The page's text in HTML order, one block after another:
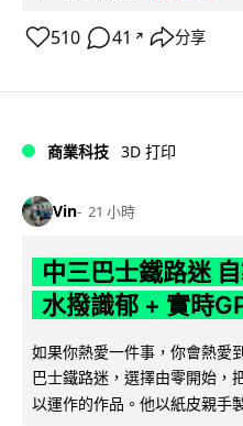
510 41 ↗ 分享
商業科技 3D 打印
Vin 21 小時
中三巴士鐵路迷
水撥識郁 + 實時
如果你熱愛一件事，你會熱愛
巴士鐵路迷，選擇由零開始，
以運作的作品。他以紙皮親手